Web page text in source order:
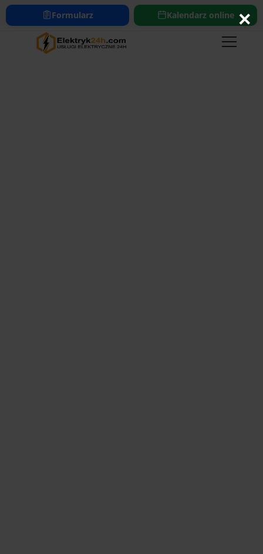
Formularz Kalendarz online
https://www.elektryk24h.com
669-321-321 bok@elektryk24h.com ×